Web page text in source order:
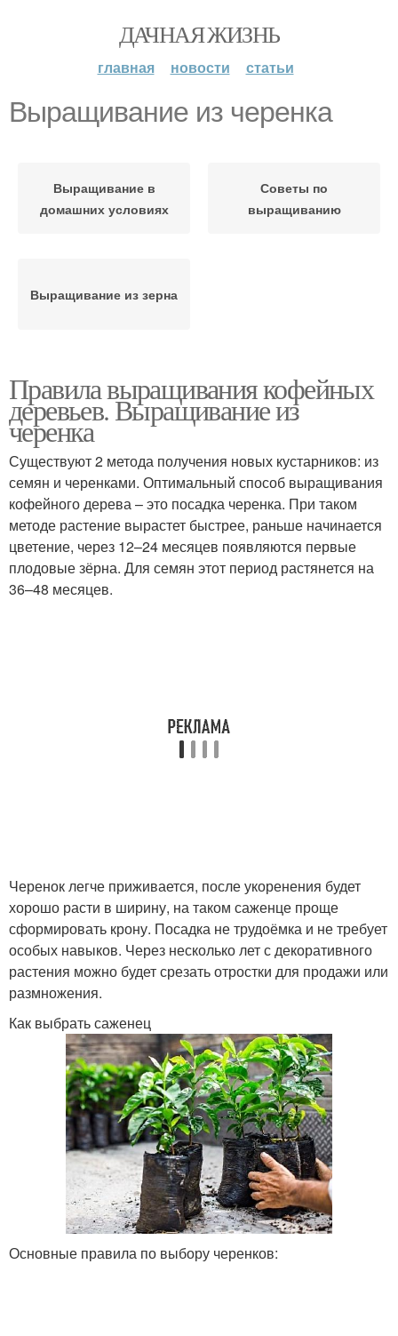
ДАЧНАЯ ЖИЗНЬ
главная новости статьи
Выращивание из черенка
Выращивание в
домашних условиях
Советы по
выращиванию
Выращивание из зерна
Правила выращивания кофейных
деревьев. Выращивание из
черенка
Существуют 2 метода получения новых кустарников: из
семян и черенками. Оптимальный способ выращивания
кофейного дерева – это посадка черенка. При таком
методе растение вырастет быстрее, раньше начинается
цветение, через 12–24 месяцев появляются первые
плодовые зёрна. Для семян этот период растянется на
36–48 месяцев.
Черенок легче приживается, после укоренения будет
хорошо расти в ширину, на таком саженце проще
сформировать крону. Посадка не трудоёмка и не требует
особых навыков. Через несколько лет с декоративного
растения можно будет срезать отростки для продажи или
размножения.
Как выбрать саженец
Основные правила по выбору черенков: